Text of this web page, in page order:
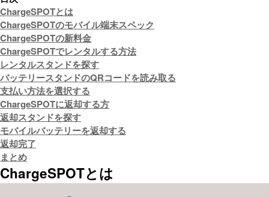
ChargeSPOTとは
ChargeSPOTのモバイル端末スペック
ChargeSPOTの新料金
ChargeSPOTでレンタルする方法
レンタルスタンドを探す
バッテリースタンドのQRコードを読み取る
支払い方法を選択する
ChargeSPOTに返却する方
返却スタンドを探す
モバイルバッテリーを返却する
返却完了
まとめ
ChargeSPOTとは